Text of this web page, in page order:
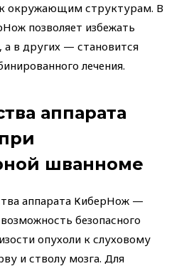
окружающим структурам. В
позволяет избежать
в других — становится
лечения.
аппарата
шванноме
аппарата КиберНож —
безопасного
опухоли к слуховому
и стволу мозга. Для